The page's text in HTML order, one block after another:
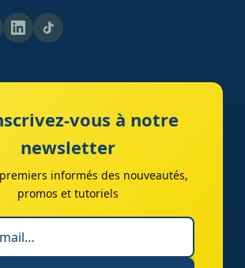
vous à notre
newsletter
informés des nouveautés,
promos et tutoriels